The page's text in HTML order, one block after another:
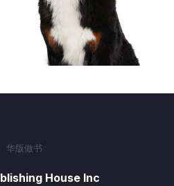
House Inc